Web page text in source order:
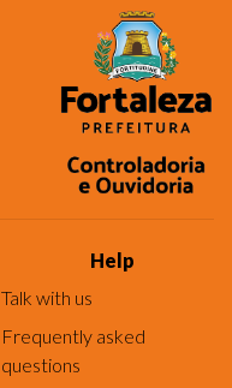
Help
Talk with us
Frequently asked
questions